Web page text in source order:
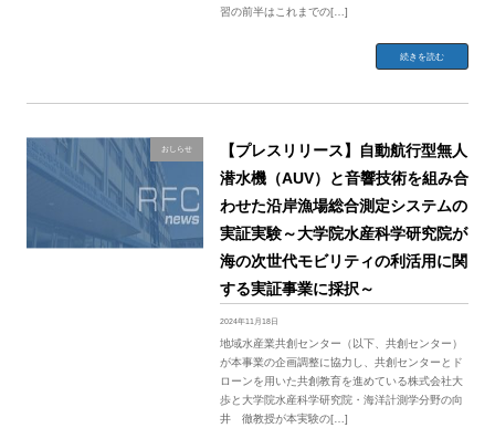
習の前半はこれまでの[…]
続きを読む
おしらせ
【プレスリリース】自動航行型無人
潜水機（AUV）と音響技術を組み合
わせた沿岸漁場総合測定システムの
実証実験～大学院水産科学研究院が
海の次世代モビリティの利活用に関
する実証事業に採択～
2024年11月18日
地域水産業共創センター（以下、共創センター）
が本事業の企画調整に協力し、共創センターとド
ローンを用いた共創教育を進めている株式会社大
歩と大学院水産科学研究院・海洋計測学分野の向
井 徹教授が本実験の[…]